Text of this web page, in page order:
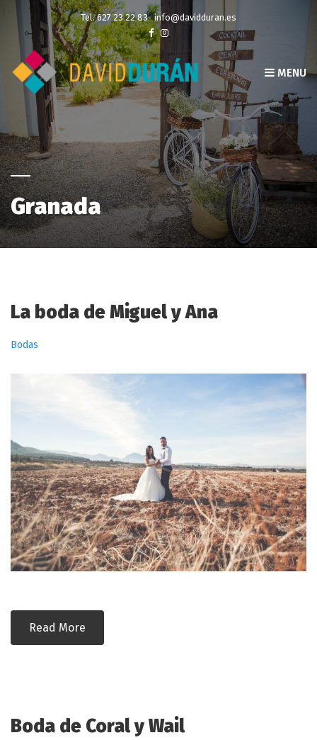
Tel. 627 23 22 83 info@davidduran.es
MENU
Granada
La boda de Miguel y Ana
Bodas
Read More
Boda de Coral y Wail